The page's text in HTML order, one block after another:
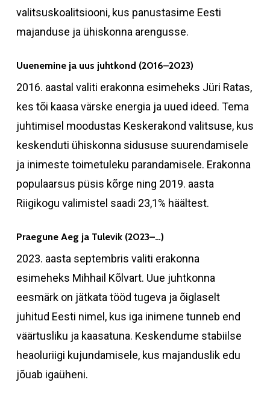
valitsuskoalitsiooni, kus panustasime Eesti
majanduse ja ühiskonna arengusse.
Uuenemine ja uus juhtkond (2016–2023)
2016. aastal valiti erakonna esimeheks Jüri Ratas,
kes tõi kaasa värske energia ja uued ideed. Tema
juhtimisel moodustas Keskerakond valitsuse, kus
keskenduti ühiskonna sidususe suurendamisele
ja inimeste toimetuleku parandamisele. Erakonna
populaarsus püsis kõrge ning 2019. aasta
Riigikogu valimistel saadi 23,1% häältest.
Praegune Aeg ja Tulevik (2023–…)
2023. aasta septembris valiti erakonna
esimeheks Mihhail Kõlvart. Uue juhtkonna
eesmärk on jätkata tööd tugeva ja õiglaselt
juhitud Eesti nimel, kus iga inimene tunneb end
väärtusliku ja kaasatuna. Keskendume stabiilse
heaoluriigi kujundamisele, kus majanduslik edu
jõuab igaüheni.